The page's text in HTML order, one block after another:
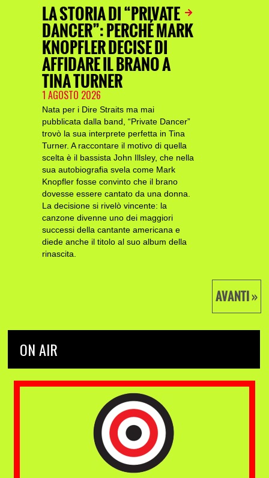
LA STORIA DI “PRIVATE
DANCER”: PERCHÉ MARK
KNOPFLER DECISE DI
AFFIDARE IL BRANO A
TINA TURNER
1 AGOSTO 2026
Nata per i Dire Straits ma mai
pubblicata dalla band, “Private Dancer”
trovò la sua interprete perfetta in Tina
Turner. A raccontare il motivo di quella
scelta è il bassista John Illsley, che nella
sua autobiografia svela come Mark
Knopfler fosse convinto che il brano
dovesse essere cantato da una donna.
La decisione si rivelò vincente: la
canzone divenne uno dei maggiori
successi della cantante americana e
diede anche il titolo al suo album della
rinascita.
AVANTI »
ON AIR